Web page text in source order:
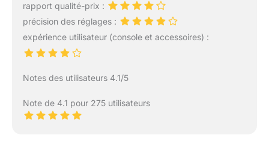
rapport qualité-prix :
précision des réglages :
expérience utilisateur (console et accessoires) :
Notes des utilisateurs 4.1/5
Note de 4.1 pour 275 utilisateurs